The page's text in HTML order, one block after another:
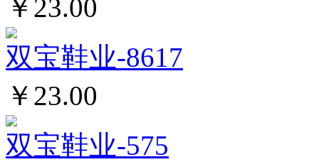
￥23.00
双宝鞋业-8617
￥23.00
双宝鞋业-575